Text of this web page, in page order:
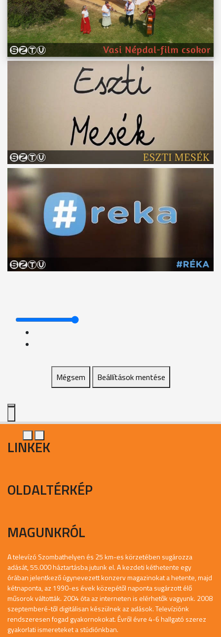
Mégsem Beállítások mentése
LINKEK
OLDALTÉRKÉP
MAGUNKRÓL
A televízó Szombathelyen és 25 km-es körzetében sugározza
adását, 55.000 háztartásba jutunk el. A kezdeti kéthetente egy
órában jelentkező úgynevezett konzerv magazinokat a hetente, majd
kétnaponta, az 1990-es évek közepétől naponta sugárzott élő
műsorok váltották. 2004 óta az interneten is elérhetők vagyunk. 2008
szeptemberé-től digitálisan készülnek az adások. Televíziónk
rendszeresen fogad gyakornokokat. Évről évre 4-6 hallgató szerez
gyakorlati ismereteket a stúdiónkban.